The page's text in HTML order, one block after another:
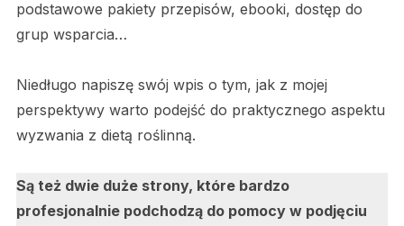
podstawowe pakiety przepisów, ebooki, dostęp do
grup wsparcia…
Niedługo napiszę swój wpis o tym, jak z mojej
perspektywy warto podejść do praktycznego aspektu
wyzwania z dietą roślinną.
Są też dwie duże strony, które bardzo
profesjonalnie podchodzą do pomocy w podjęciu